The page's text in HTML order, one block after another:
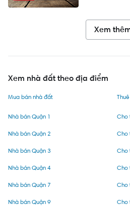
Xem
Xem nhà đất theo địa điểm
Mua bán nhà đất
Nhà bán Quận 1
Nhà bán Quận 2
Nhà bán Quận 3
Nhà bán Quận 4
Nhà bán Quận 7
Nhà bán Quận 9
Cho
Cho
Cho
Cho
Cho
Cho